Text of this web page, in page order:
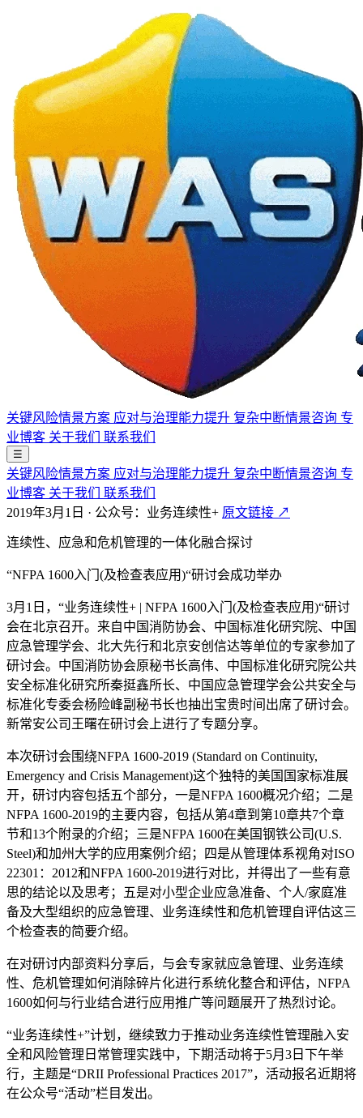
关键风险情景方案 应对与治理能力提升 复杂中断情景咨询 专
业博客 关于我们 联系我们
☰
关键风险情景方案 应对与治理能力提升 复杂中断情景咨询 专
业博客 关于我们 联系我们
2019年3月1日 · 公众号：业务连续性+ 原文链接 ↗
连续性、应急和危机管理的一体化融合探讨
“NFPA 1600入门(及检查表应用)“研讨会成功举办
3月1日，“业务连续性+ | NFPA 1600入门(及检查表应用)“研讨
会在北京召开。来自中国消防协会、中国标准化研究院、中国
应急管理学会、北大先行和北京安创信达等单位的专家参加了
研讨会。中国消防协会原秘书长高伟、中国标准化研究院公共
安全标准化研究所秦挺鑫所长、中国应急管理学会公共安全与
标准化专委会杨险峰副秘书长也抽出宝贵时间出席了研讨会。
新常安公司王曙在研讨会上进行了专题分享。
本次研讨会围绕NFPA 1600-2019 (Standard on Continuity,
Emergency and Crisis Management)这个独特的美国国家标准展
开，研讨内容包括五个部分，一是NFPA 1600概况介绍；二是
NFPA 1600-2019的主要内容，包括从第4章到第10章共7个章
节和13个附录的介绍；三是NFPA 1600在美国钢铁公司(U.S.
Steel)和加州大学的应用案例介绍；四是从管理体系视角对ISO
22301：2012和NFPA 1600-2019进行对比，并得出了一些有意
思的结论以及思考；五是对小型企业应急准备、个人/家庭准
备及大型组织的应急管理、业务连续性和危机管理自评估这三
个检查表的简要介绍。
在对研讨内部资料分享后，与会专家就应急管理、业务连续
性、危机管理如何消除碎片化进行系统化整合和评估，NFPA
1600如何与行业结合进行应用推广等问题展开了热烈讨论。
“业务连续性+”计划，继续致力于推动业务连续性管理融入安
全和风险管理日常管理实践中，下期活动将于5月3日下午举
行，主题是“DRII Professional Practices 2017”，活动报名近期将
在公众号“活动”栏目发出。